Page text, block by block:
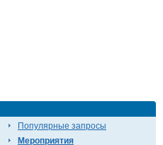
Популярные запросы
Мероприятия